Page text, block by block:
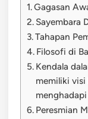
Gagasan
Sayembara
Tahapan
Filosofi di
Kendala
memiliki visi
Peresmian